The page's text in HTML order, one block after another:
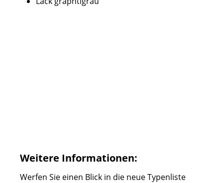
Weitere Informationen:
Werfen Sie einen Blick in die neue Typenliste